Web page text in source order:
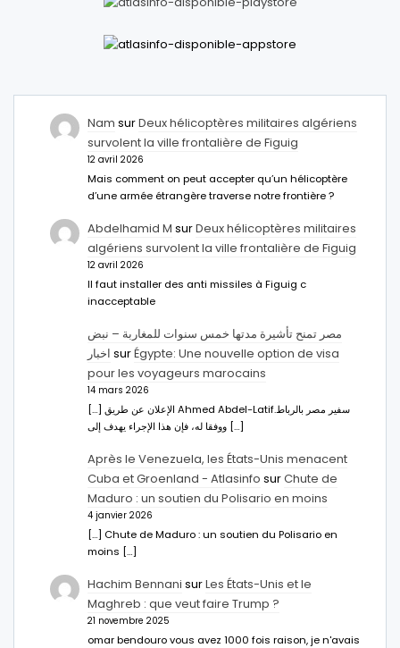
Nam surDeux hélicoptères militaires algériens
survolent la ville frontalière de Figuig
12 avril 2026
Mais comment on peut accepter qu’un hélicoptère
d’une armée étrangère traverse notre frontière ?
Abdelhamid M surDeux hélicoptères militaires
algériens survolent la ville frontalière de Figuig
12 avril 2026
Il faut installer des anti missiles à Figuig c
inacceptable
مصر تمنح تأشيرة مدتها خمس سنوات للمغاربة – نبض
اخبار surÉgypte: Une nouvelle option de visa
pour les voyageurs marocains
14 mars 2026
[…] الإعلان عن طريق Ahmed Abdel-Latifسفير مصر بالرباط.
ووفقا له، فإن هذا الإجراء يهدف إلى […]
Après le Venezuela, les États-Unis menacent
Cuba et Groenland - Atlasinfo surChute de
Maduro : un soutien du Polisario en moins
4 janvier 2026
[…] Chute de Maduro : un soutien du Polisario en
moins […]
Hachim Bennani surLes États-Unis et le
Maghreb : que veut faire Trump ?
21 novembre 2025
omar bendouro vous avez 1000 fois raison, je n'avais